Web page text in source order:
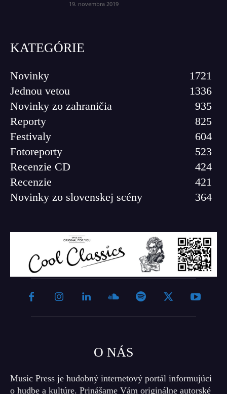
19. novembra 2019
KATEGÓRIE
Novinky
1721
Jednou vetou
1336
Novinky zo zahraničia
935
Reporty
825
Festivaly
604
Fotoreporty
523
Recenzie CD
424
Recenzie
421
Novinky zo slovenskej scény
364
O NÁS
Music Press je hudobný internetový portál informujúci
o hudbe a kultúre. Prinášame Vám originálne autorské